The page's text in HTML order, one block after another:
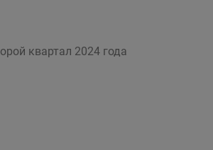
квартал 2024 года